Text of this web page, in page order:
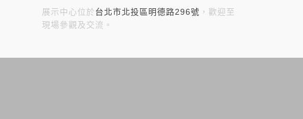
展示中心位於台北市北投區明德路296號 ，歡迎至
現場參觀及交流。